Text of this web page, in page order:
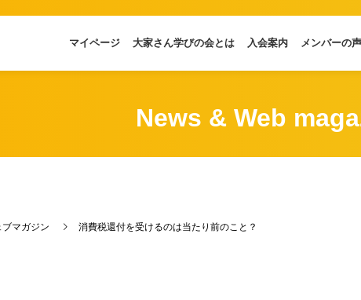
マイページ 大家さん学びの会とは 入会案内 メンバーの声
News & Web
マガジン 消費税還付を受けるのは当たり前のこと？